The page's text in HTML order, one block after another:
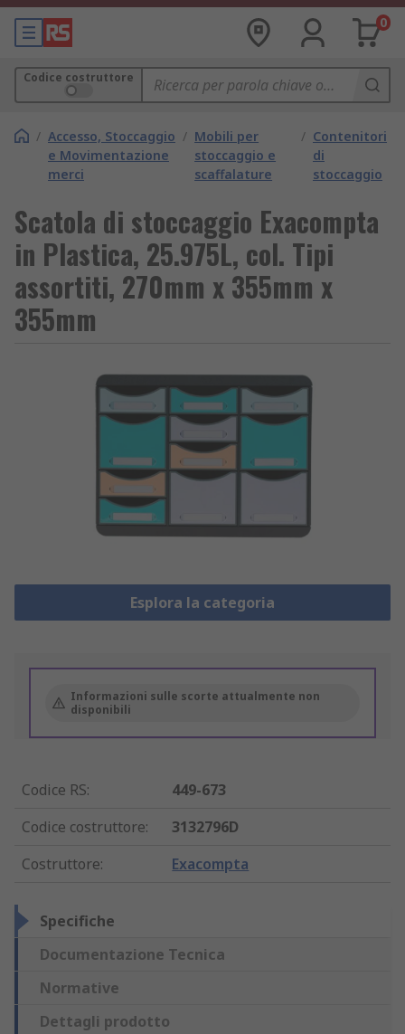
0
Codice costruttore
/ Accesso, Stoccaggio
e Movimentazione
merci
/ Mobili per
stoccaggio e
scaffalature
/ Contenitori
di
stoccaggio
Scatola di stoccaggio Exacompta
in Plastica, 25.975L, col. Tipi
assortiti, 270mm x 355mm x
355mm
Esplora la categoria
Informazioni sulle scorte attualmente non
disponibili
Codice RS:
449-673
Codice costruttore:
3132796D
Costruttore: Exacompta
Specifiche
Documentazione Tecnica
Normative
Dettagli prodotto